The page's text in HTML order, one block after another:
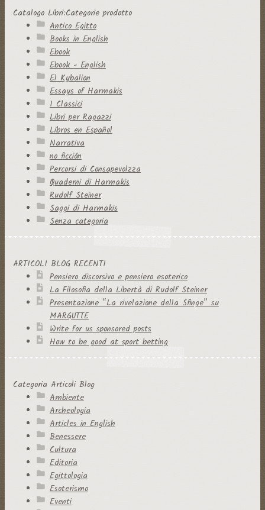
Catalogo Libri:Categorie prodotto
Antico Egitto
Books in English
Ebook
Ebook - English
El Kybalion
Essays of Harmakis
I Classici
Libri per Ragazzi
Libros en Español
Narrativa
no ficción
Percorsi di Consapevolzza
Quaderni di Harmakis
Rudolf Steiner
Saggi di Harmakis
Senza categoria
ARTICOLI BLOG RECENTI
Pensiero discorsivo e pensiero esoterico
La Filosofia della Libertà di Rudolf Steiner
Presentazione “La rivelazione della Sfinge” su
MARGUTTE
Write for us sponsored posts
How to be good at sport betting
Categoria Articoli Blog
Ambiente
Archeologia
Articles in English
Benessere
Cultura
Editoria
Egittologia
Esoterismo
Eventi